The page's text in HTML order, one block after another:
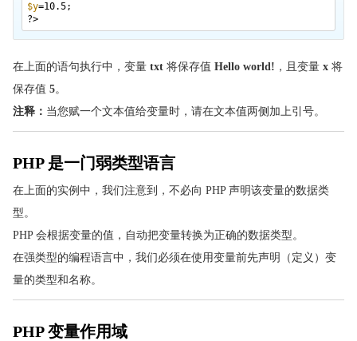
PHP Error
PHP Exception
PHP 过滤器
PHP 高级过滤器
PHP JSON
PHP 表单
PHP 表单
PHP $_GET 变量
$y=10.5;
?>
在上面的语句执行中，变量 txt 将保存值 Hello world! ，且变量 x 将
保存值 5。
注释： 当您赋一个文本值给变量时，请在文本值两侧加上引号。
PHP 是一门弱类型语言
在上面的实例中，我们注意到，不必向 PHP 声明该变量的数据类
型。
PHP 会根据变量的值，自动把变量转换为正确的数据类型。
在强类型的编程语言中，我们必须在使用变量前先声明（定义）变
量的类型和名称。
PHP 变量作用域